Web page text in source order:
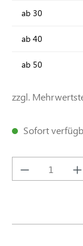
ab 30
ab 40
ab 50
zzgl.
Sofort
Produkt